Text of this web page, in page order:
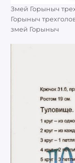
Змей Горыныч
Горыныч
змей Горыныч